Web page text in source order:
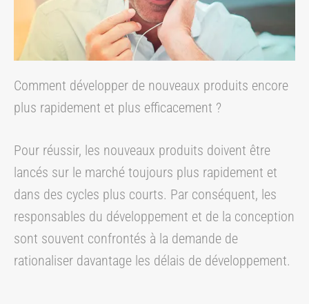
Comment développer de nouveaux produits encore
plus rapidement et plus efficacement ?
Pour réussir, les nouveaux produits doivent être
lancés sur le marché toujours plus rapidement et
dans des cycles plus courts. Par conséquent, les
responsables du développement et de la conception
sont souvent confrontés à la demande de
rationaliser davantage les délais de développement.